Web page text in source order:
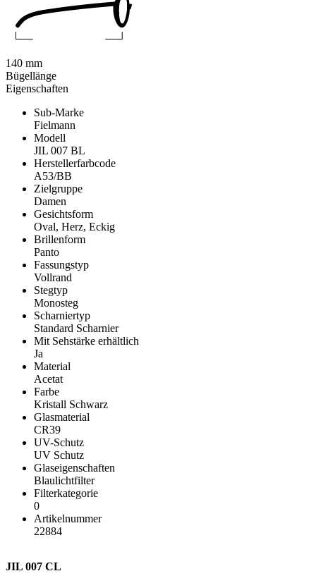
Eigenschaften
Sub-Marke
Fielmann
Modell
JIL 007 BL
Herstellerfarbcode
A53/BB
Zielgruppe
Damen
Gesichtsform
Oval, Herz, Eckig
Brillenform
Panto
Fassungstyp
Vollrand
Stegtyp
Monosteg
Scharniertyp
Standard Scharnier
Mit Sehstärke erhältlich
Ja
Material
Acetat
Farbe
Kristall Schwarz
Glasmaterial
CR39
UV-Schutz
UV Schutz
Glaseigenschaften
Blaulichtfilter
Filterkategorie
0
Artikelnummer
22884
JIL 007 CL
140 mm
Bügellänge